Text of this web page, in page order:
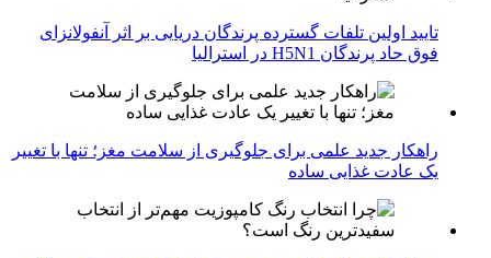
تایید اولین تلفات گسترده پرندگان دریایی بر اثر آنفولانزای
فوق حاد پرندگان H5N1 در استرالیا
راهکار جدید علمی برای جلوگیری از سلامت مغز؛ تنها با تغییر
یک عادت غذایی ساده